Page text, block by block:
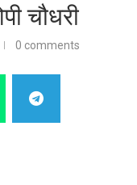
चौधरी
0 comments